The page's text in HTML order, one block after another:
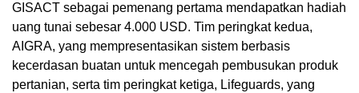
GISACT sebagai pemenang pertama mendapatkan hadiah
uang tunai sebesar 4.000 USD. Tim peringkat kedua,
AIGRA, yang mempresentasikan sistem berbasis
kecerdasan buatan untuk mencegah pembusukan produk
pertanian, serta tim peringkat ketiga, Lifeguards, yang